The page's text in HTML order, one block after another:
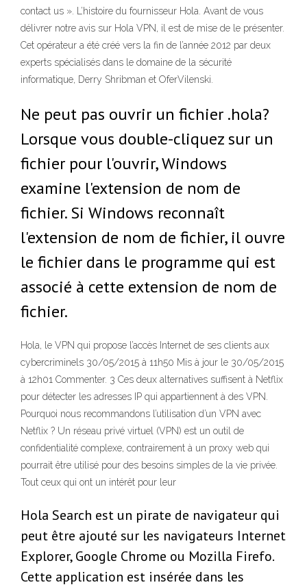
contact us ». L’histoire du fournisseur Hola. Avant de vous
délivrer notre avis sur Hola VPN, il est de mise de le présenter.
Cet opérateur a été créé vers la fin de l’année 2012 par deux
experts spécialisés dans le domaine de la sécurité
informatique, Derry Shribman et OferVilenski.
Ne peut pas ouvrir un fichier .hola?
Lorsque vous double-cliquez sur un
fichier pour l'ouvrir, Windows
examine l'extension de nom de
fichier. Si Windows reconnaît
l'extension de nom de fichier, il ouvre
le fichier dans le programme qui est
associé à cette extension de nom de
fichier.
Hola, le VPN qui propose l’accès Internet de ses clients aux
cybercriminels 30/05/2015 à 11h50 Mis à jour le 30/05/2015
à 12h01 Commenter. 3 Ces deux alternatives suffisent à Netflix
pour détecter les adresses IP qui appartiennent à des VPN.
Pourquoi nous recommandons l’utilisation d’un VPN avec
Netflix ? Un réseau privé virtuel (VPN) est un outil de
confidentialité complexe, contrairement à un proxy web qui
pourrait être utilisé pour des besoins simples de la vie privée.
Tout ceux qui ont un intérêt pour leur
Hola Search est un pirate de navigateur qui
peut être ajouté sur les navigateurs Internet
Explorer, Google Chrome ou Mozilla Firefo.
Cette application est insérée dans les